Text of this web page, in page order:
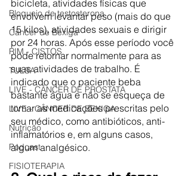
Bloqueio de testosterona
Câncer de Bexiga
RIM - CISTOS
TULSA
LIVE - CÂNCER DE PRÓSTATA
LIVE - CÂNCER DE BEXIGA
Nutrição
Podcast
FISIOTERAPIA
bicicleta, atividades físicas que
envolvem levantar peso (mais do que
15 kilos), atividades sexuais e dirigir
por 24 horas. Após esse período você
pode retornar normalmente para as
suas atividades de trabalho. É
indicado que o paciente beba
bastante água e não se esqueça de
tomar as medicações prescritas pelo
seu médico, como antibióticos, anti-
inflamatórios e, em alguns casos,
algum analgésico.